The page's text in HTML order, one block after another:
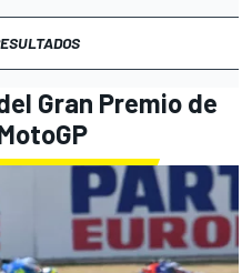
Gran Premio de